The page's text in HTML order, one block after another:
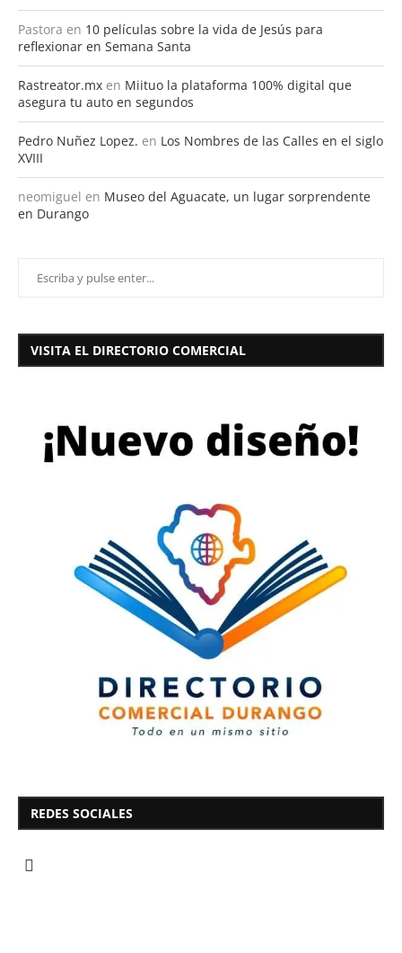
Pastora en 10 películas sobre la vida de Jesús para
reflexionar en Semana Santa
Rastreator.mx en Miituo la plataforma 100% digital que
asegura tu auto en segundos
Pedro Nuñez Lopez. en Los Nombres de las Calles en el siglo
XVIII
neomiguel en Museo del Aguacate, un lugar sorprendente
en Durango
VISITA EL DIRECTORIO COMERCIAL
REDES SOCIALES